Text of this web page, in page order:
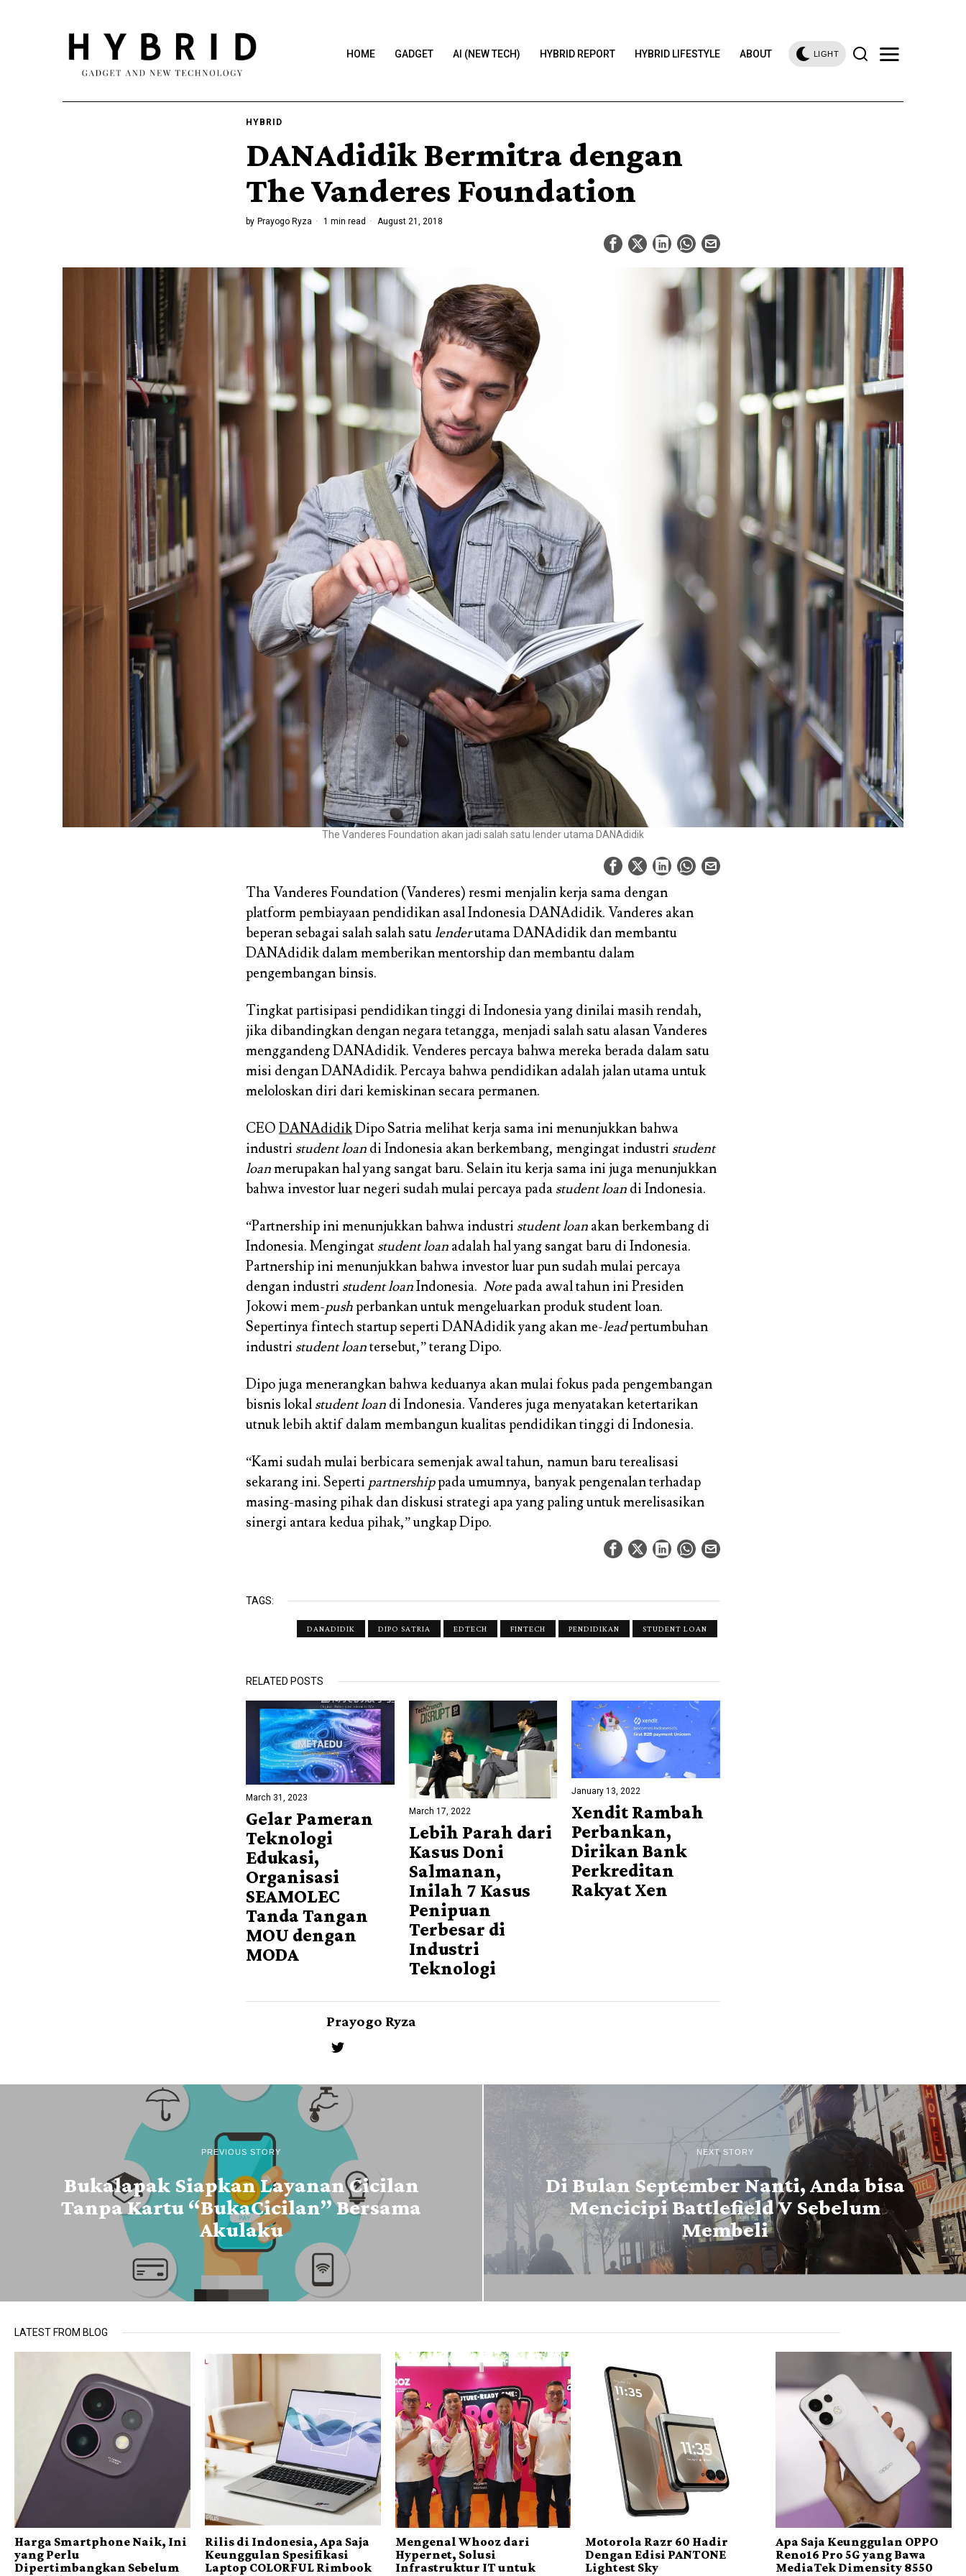
HOME GADGET AI (NEW TECH) HYBRID REPORT HYBRID LIFESTYLE ABOUT LIGHT
HYBRID
DANAdidik Bermitra dengan
The Vanderes Foundation
by Prayogo Ryza 1 min read August 21, 2018
The Vanderes Foundation akan jadi salah satu lender utama DANAdidik
Tha Vanderes Foundation (Vanderes) resmi menjalin kerja sama dengan
platform pembiayaan pendidikan asal Indonesia DANAdidik. Vanderes akan
beperan sebagai salah salah satulenderutama DANAdidik dan membantu
DANAdidik dalam memberikan mentorship dan membantu dalam
pengembangan binsis.
Tingkat partisipasi pendidikan tinggi di Indonesia yang dinilai masih rendah,
jika dibandingkan dengan negara tetangga, menjadi salah satu alasan Vanderes
menggandeng DANAdidik. Venderes percaya bahwa mereka berada dalam satu
misi dengan DANAdidik. Percaya bahwa pendidikan adalah jalan utama untuk
meloloskan diri dari kemiskinan secara permanen.
CEO DANAdidikDipo Satria melihat kerja sama ini menunjukkan bahwa
industri student loan di Indonesia akan berkembang, mengingat industri student
loanmerupakan hal yang sangat baru. Selain itu kerja sama ini juga menunjukkan
bahwa investor luar negeri sudah mulai percaya pada student loan di Indonesia.
“Partnership ini menunjukkan bahwa industri student loan akan berkembang di
Indonesia. Mengingat student loan adalah hal yang sangat baru di Indonesia.
Partnership ini menunjukkan bahwa investor luar pun sudah mulai percaya
dengan industri student loanIndonesia. Notepada awal tahun ini Presiden
Jokowi mem-pushperbankan untuk mengeluarkan produk student loan.
Sepertinya fintech startup seperti DANAdidik yang akan me-leadpertumbuhan
industri student loantersebut,” terang Dipo.
Dipo juga menerangkan bahwa keduanya akan mulai fokus pada pengembangan
bisnis lokal student loan di Indonesia. Vanderes juga menyatakan ketertarikan
utnuk lebih aktif dalam membangun kualitas pendidikan tinggi di Indonesia.
“Kami sudah mulai berbicara semenjak awal tahun, namun baru terealisasi
sekarang ini. Seperti partnershippada umumnya, banyak pengenalan terhadap
masing-masing pihak dan diskusi strategi apa yang paling untuk merelisasikan
sinergi antara kedua pihak,” ungkap Dipo.
TAGS:
DANADIDIK DIPO SATRIA EDTECH FINTECH PENDIDIKAN STUDENT LOAN
RELATED POSTS
March 31, 2023
Gelar Pameran
Teknologi
Edukasi,
Organisasi
SEAMOLEC
Tanda Tangan
MOU dengan
MODA
March 17, 2022
Lebih Parah dari
Kasus Doni
Salmanan,
Inilah 7 Kasus
Penipuan
Terbesar di
Industri
Teknologi
January 13, 2022
Xendit Rambah
Perbankan,
Dirikan Bank
Perkreditan
Rakyat Xen
Prayogo Ryza
PREVIOUS STORY
Bukalapak Siapkan Layanan Cicilan
Tanpa Kartu “BukaCicilan” Bersama
Akulaku
NEXT STORY
Di Bulan September Nanti, Anda bisa
Mencicipi Battlefield V Sebelum
Membeli
LATEST FROM BLOG
Harga Smartphone Naik, Ini
yang Perlu
Dipertimbangkan Sebelum
Rilis di Indonesia, Apa Saja
Keunggulan Spesifikasi
Laptop COLORFUL Rimbook
Mengenal Whooz dari
Hypernet, Solusi
Infrastruktur IT untuk
Motorola Razr 60 Hadir
Dengan Edisi PANTONE
Lightest Sky
Apa Saja Keunggulan OPPO
Reno16 Pro 5G yang Bawa
MediaTek Dimensity 8550